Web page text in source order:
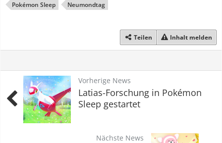
Pokémon Sleep
Neumondtag
Teilen Inhalt melden
Vorherige News
Latias-Forschung in Pokémon
Sleep gestartet
Nächste News